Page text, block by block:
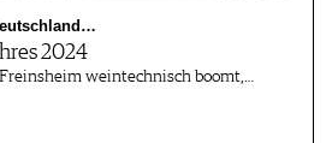
2024
weintechnisch boomt,…